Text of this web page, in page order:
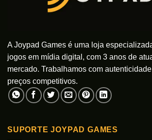
A Joypad Games é uma loja
jogos em mídia digital, com 3 anos de
mercado. Trabalhamos com
preços competitivos.
SUPORTE JOYPAD GAMES